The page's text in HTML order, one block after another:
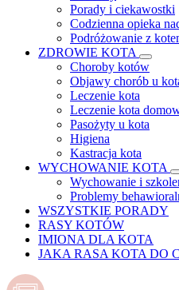
Porady i ciekawostki
Codzienna opieka
Podróżowanie z
ZDROWIE KOTA
Choroby kotów
Objawy chorób u
Leczenie kota
Leczenie kota
Pasożyty u kota
Higiena
Kastracja kota
WYCHOWANIE KOTA
Wychowanie i
Problemy
WSZYSTKIE PORADY
RASY KOTÓW
IMIONA DLA KOTA
JAKA RASA KOTA DO